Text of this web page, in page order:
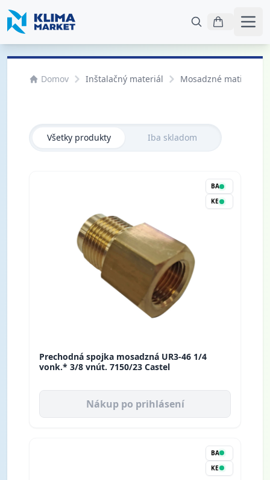
Domov Inštalačný materiál Mosadzné matice,
Všetky produkty Iba skladom
BA
KE
Prechodná spojka mosadzná UR3-46 1/4
vonk.* 3/8 vnút. 7150/23 Castel
Nákup po prihlásení
BA
KE